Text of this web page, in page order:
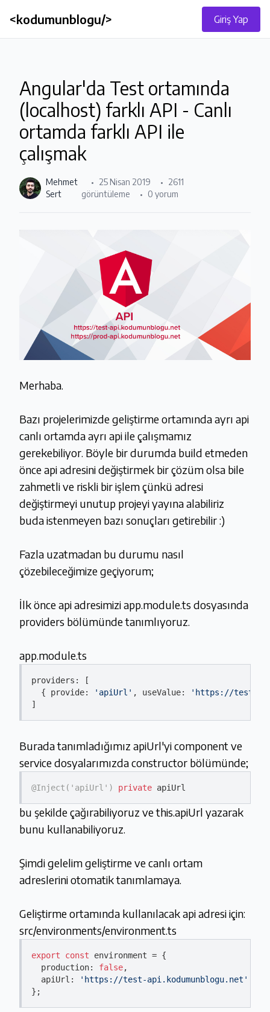
<kodumunblogu/> Giriş Yap
Angular'da Test ortamında
(localhost) farklı API - Canlı
ortamda farklı API ile
çalışmak
Mehmet
Sert
25 Nisan 2019
2611
görüntüleme
0 yorum
Merhaba.
Bazı projelerimizde geliştirme ortamında ayrı api
canlı ortamda ayrı api ile çalışmamız
gerekebiliyor. Böyle bir durumda build etmeden
önce api adresini değiştirmek bir çözüm olsa bile
zahmetli ve riskli bir işlem çünkü adresi
değiştirmeyi unutup projeyi yayına alabiliriz
buda istenmeyen bazı sonuçları getirebilir :)
Fazla uzatmadan bu durumu nasıl
çözebileceğimize geçiyorum;
İlk önce api adresimizi app.module.ts dosyasında
providers bölümünde tanımlıyoruz.
app.module.ts
providers: [
  { provide:
'apiUrl' , useValue:
'https://test-
Burada tanımladığımız apiUrl'yi component ve
service dosyalarımızda constructor bölümünde;
@Inject( 'apiUrl' ) private
bu şekilde çağırabiliyoruz ve this.apiUrl yazarak
bunu kullanabiliyoruz.
Şimdi gelelim geliştirme ve canlı ortam
adreslerini otomatik tanımlamaya.
Geliştirme ortamında kullanılacak api adresi için:
src/environments/environment.ts
export const environment = {
  production:
false,
  apiUrl:
'https://test-api.kodumunblogu.net'